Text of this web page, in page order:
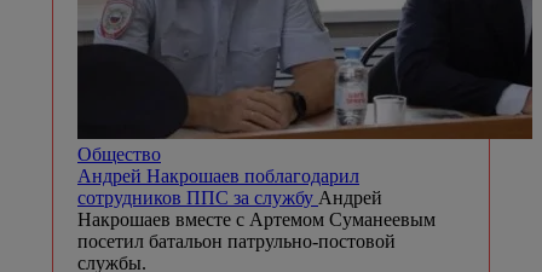
Общество
Андрей Накрошаев поблагодарил
сотрудников ППС за службу Андрей
Накрошаев вместе с Артемом Суманеевым
посетил батальон патрульно-постовой
службы.